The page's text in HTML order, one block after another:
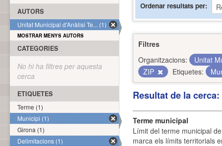
Ordenar resultats per
Filtres
Organitzacions:
Unitat
ZIP
Etiquetes:
Resultat de la
Terme municipal
Límit del terme municipal
marca els límits territorials
AUTORS
Unitat Municipal d'Anàlisi Te... (1)
MOSTRAR MENYS AUTORS
CATEGORIES
No hi ha filtres per aquesta
cerca
ETIQUETES
Terme (1)
Municipi (1)
Girona (1)
Delimitacions (1)